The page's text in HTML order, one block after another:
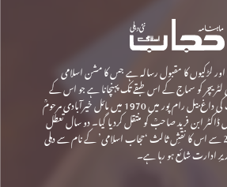
اور لڑکیوں کا مقبول رسالہ ہے جس کا مشن اسلامی
لٹریچر کو سماج کے اس طبقے تک پہنچانا ہے جو اس کے
نصف کی نمائندہ ہے۔ حجاب کی داغ بیل رام پور میں 1970 میں مائل خیرآبادی مرحومؒ
تھی، جسے 1996 میں ڈاکٹر ابن فرید صاحبؒ کو منتقل کردیا گیا۔ دو سال تعطل
میں رہنے کے بعد نومبر 2003 سے اس کا نقشِ ثالث ‘حجاب اسلامی’ کے نام سے دہلی
ادارت شائع ہو رہا ہے۔